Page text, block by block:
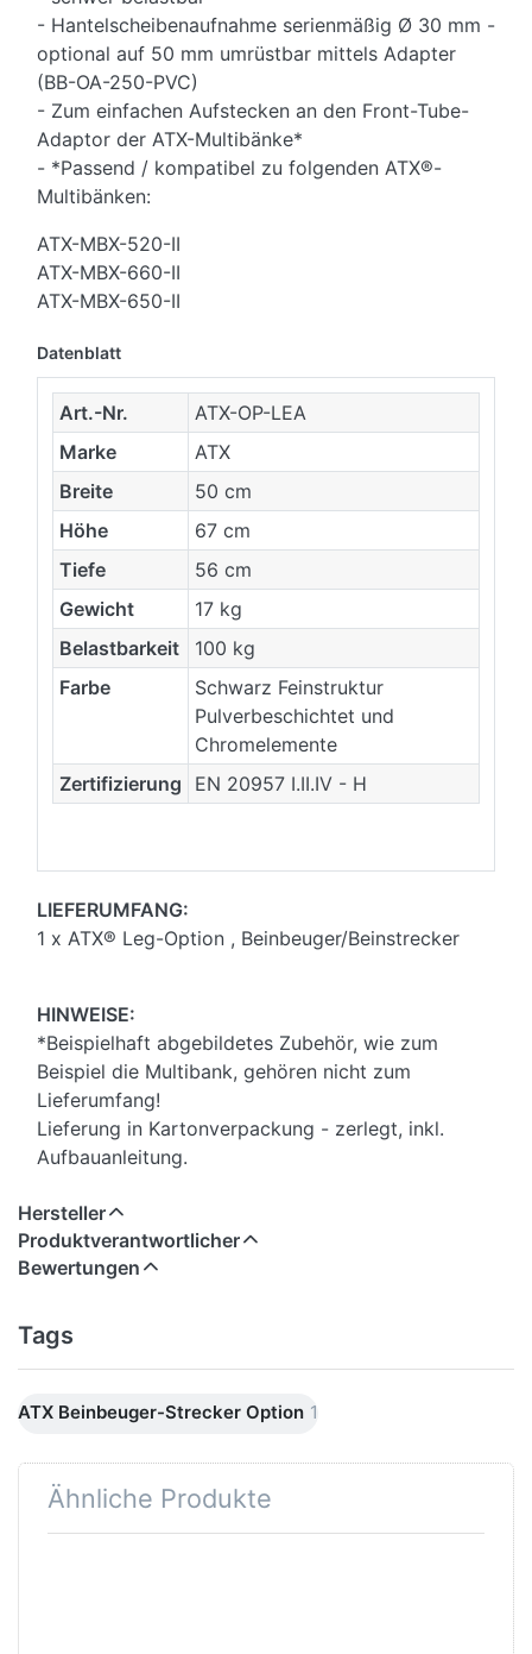
- Hantelscheibenaufnahme serienmäßig Ø 30 mm -
optional auf 50 mm umrüstbar mittels Adapter
(BB-OA-250-PVC)
- Zum einfachen Aufstecken an den Front-Tube-
Adaptor der ATX-Multibänke*
- *Passend / kompatibel zu folgenden ATX®-
Multibänken:
ATX-MBX-520-II
ATX-MBX-660-II
ATX-MBX-650-II
Datenblatt
Art.-Nr.
ATX-OP-LEA
Marke
ATX
Breite
50 cm
Höhe
67 cm
Tiefe
56 cm
Gewicht
17 kg
Belastbarkeit
100 kg
Farbe
Schwarz Feinstruktur
Pulverbeschichtet und
Chromelemente
Zertifizierung
EN 20957 I.II.IV - H
LIEFERUMFANG:
1 x ATX® Leg-Option , Beinbeuger/Beinstrecker
HINWEISE:
*Beispielhaft abgebildetes Zubehör, wie zum
Beispiel die Multibank, gehören nicht zum
Lieferumfang!
Lieferung in Kartonverpackung - zerlegt, inkl.
Aufbauanleitung.
Hersteller
Produktverantwortlicher
Bewertungen
Tags
ATX Beinbeuger-Strecker Option 1
Ähnliche Produkte